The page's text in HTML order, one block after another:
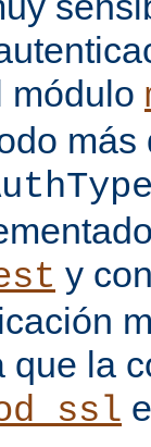
módulo
y
que la